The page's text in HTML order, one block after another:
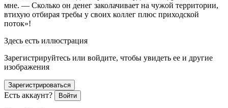
мне. — Сколько он денег заколачивает на чужой территории,
втихую отбирая требы у своих коллег плюс приходской
поток»!
Здесь есть иллюстрация
Зарегистрируйтесь или войдите, чтобы увидеть ее и другие
изображения
Зарегистрироваться
Есть аккаунт? Войти